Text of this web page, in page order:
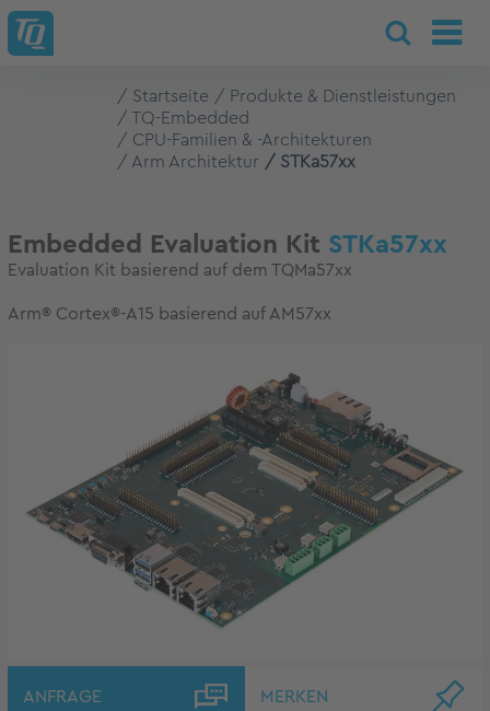
Startseite
Produkte & Dienstleistungen
TQ-Embedded
CPU-Familien & -Architekturen
Arm Architektur
STKa57xx
Embedded Evaluation Kit STKa57xx
Evaluation Kit basierend auf dem TQMa57xx
Arm® Cortex®-A15 basierend auf AM57xx
ANFRAGE MERKEN